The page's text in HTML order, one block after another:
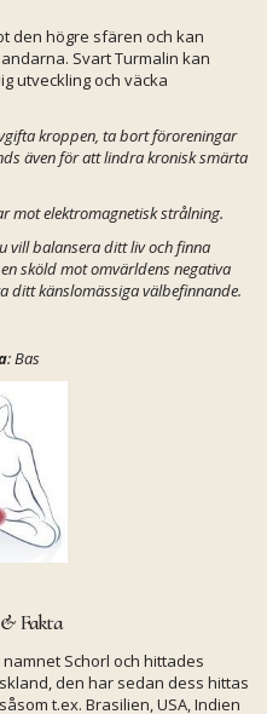
den högre sfären och kan
Svart Turmalin kan
utveckling och väcka
kroppen, ta bort föroreningar
även för att lindra kronisk smärta
mot elektromagnetisk strålning.
vill balansera ditt liv och finna
sköld mot omvärldens negativa
ditt känslomässiga välbefinnande.
: Bas
Fakta
Schorl och hittades
den har sedan dess hittas
t.ex. Brasilien, USA, Indien